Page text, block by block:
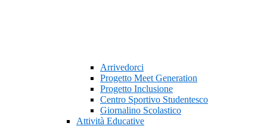
Arrivedorci
Progetto Meet Generation
Progetto Inclusione
Centro Sportivo Studentesco
Giornalino Scolastico
Attività Educative